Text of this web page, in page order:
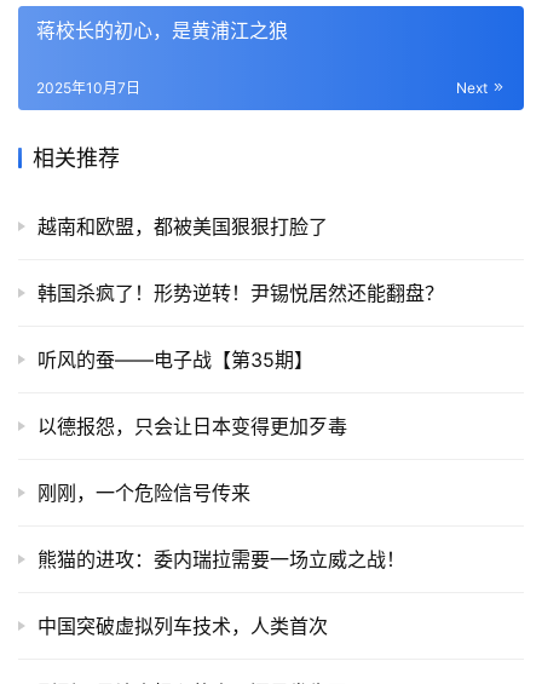
蒋校长的初心，是黄浦江之狼
Next
2025年10月7日
相关推荐
越南和欧盟，都被美国狠狠打脸了
韩国杀疯了！形势逆转！尹锡悦居然还能翻盘？
听风的蚕——电子战【第35期】
以德报怨，只会让日本变得更加歹毒
刚刚，一个危险信号传来
熊猫的进攻：委内瑞拉需要一场立威之战！
中国突破虚拟列车技术，人类首次